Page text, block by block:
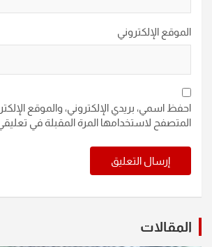
الموقع الإلكتروني
احفظ اسمي، بريدي الإلكتروني، والموقع
المتصفح لاستخدامها المرة المقبلة في
المقالات